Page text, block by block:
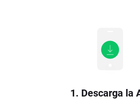
1. Descarga la